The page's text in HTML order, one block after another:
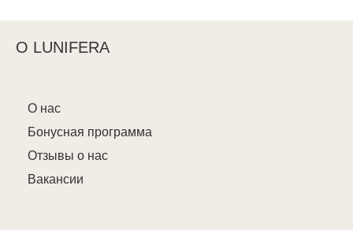
О LUNIFERA
О нас
Бонусная программа
Отзывы о нас
Вакансии